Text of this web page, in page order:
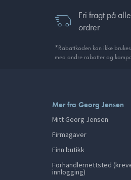
Fri fragt på alle
ordrer
*Rabattkoden kan ikke
med andre rabatter og
Mer fra Georg Jensen
Mitt Georg Jensen
Firmagaver
Finn butikk
Forhandlernettsted
innlogging)